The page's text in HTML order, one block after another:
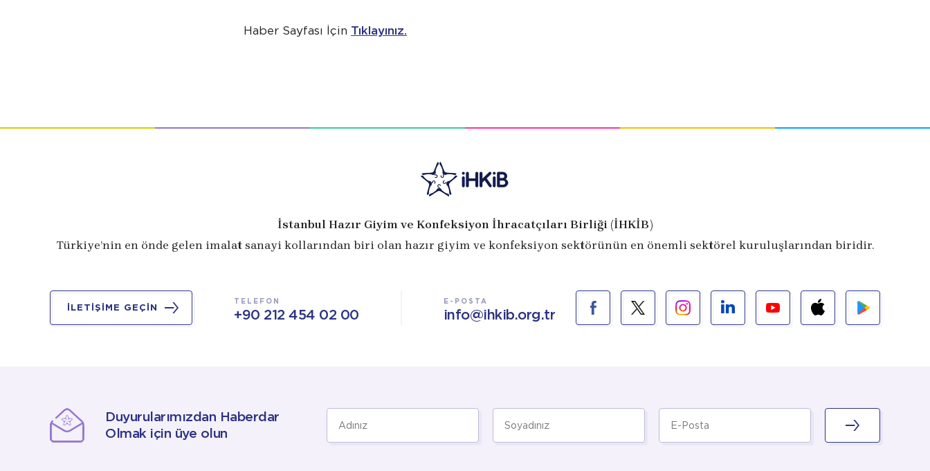
Haber Sayfası İçin Tıklayınız.
İstanbul Hazır Giyim ve Konfeksiyon İhracatçıları Birliği (İHKİB)
Türkiye’nin en önde gelen imalat sanayi kollarından biri olan hazır giyim ve konfeksiyon sektörünün en önemli sektörel kuruluşlarından biridir.
İLETİŞİME GEÇİN
TELEFON
+90 212 454 02 00
E-POSTA
info@ihkib.org.tr
Duyurularımızdan Haberdar
Olmak için üye olun